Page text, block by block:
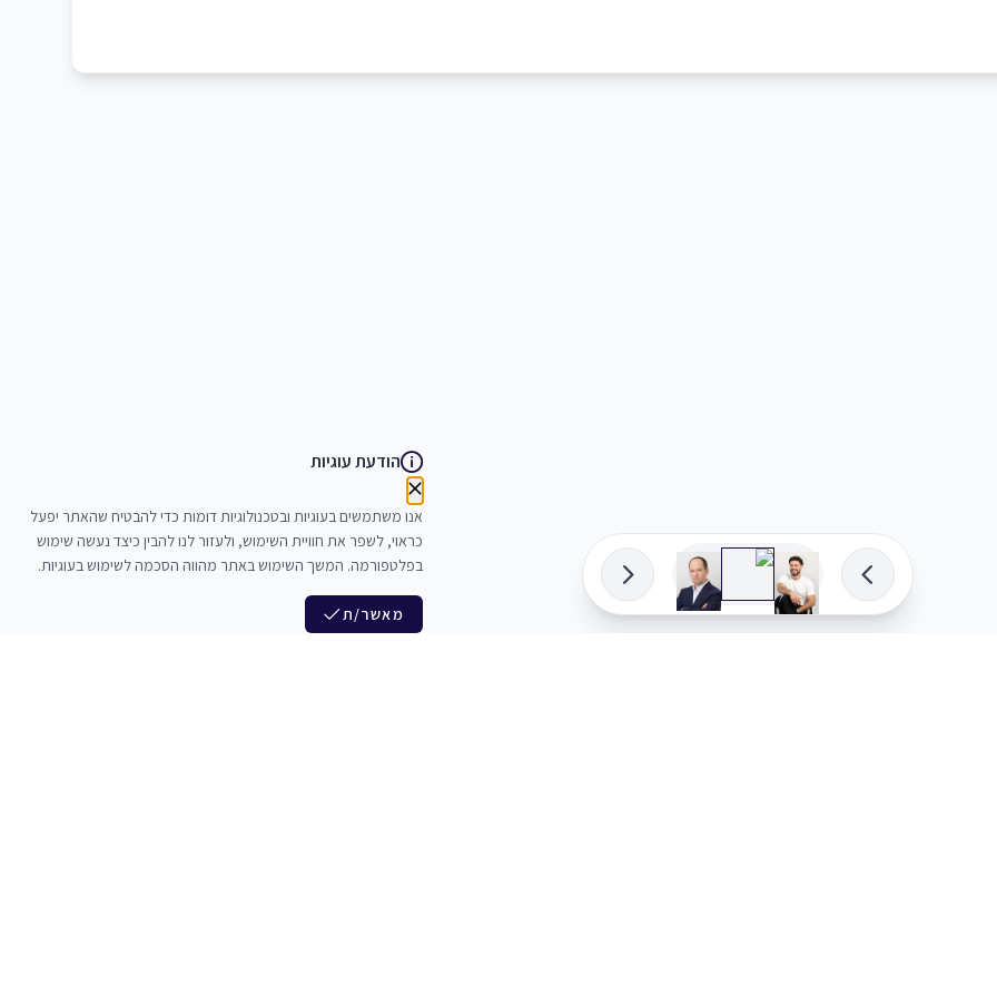
הודעת עוגיות
אנו משתמשים בעוגיות ובטכנולוגיות דומות כדי להבטיח שהאתר יפעל
כראוי, לשפר את חוויית השימוש, ולעזור לנו להבין כיצד נעשה שימוש
בפלטפורמה. המשך השימוש באתר מהווה הסכמה לשימוש בעוגיות.
מאשר/ת